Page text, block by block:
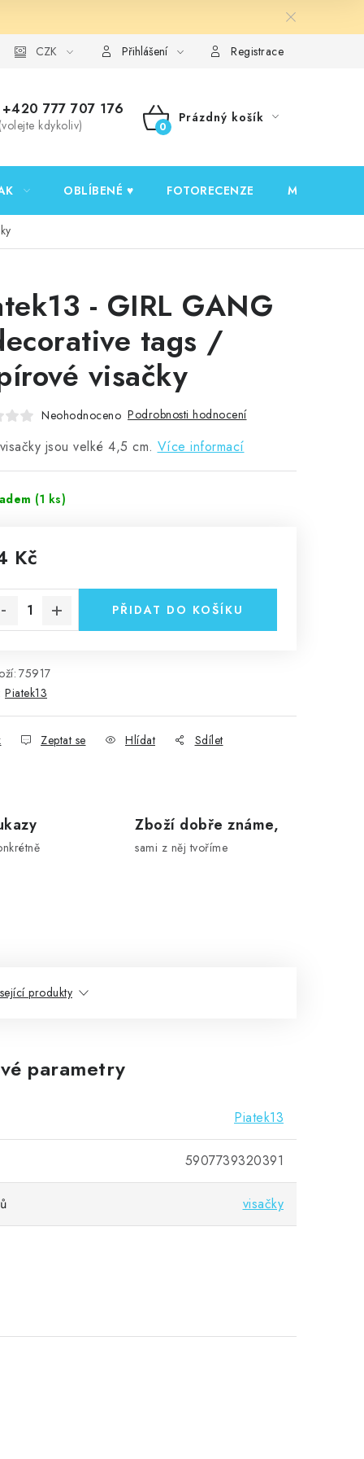
ochrany osobních údajů Ověřování recenzí
CZK Přihlášení Registrace
+420 777 707 176
(volejte kdykoliv)
NÁKUPNÍ
Prázdný košík
OBLÍBENÉ ♥️ FOTORECENZE MOJE
- GIRL GANG
tags /
visačky
Neohodnoceno Podrobnosti hodnocení
jsou velké 4,5 cm. Více informací
(1 ks)
Kč
PŘIDAT DO KOŠÍKU
75917
Piatek13
Zeptat se Hlídat Sdílet
Zboží dobře známe,
sami z něj tvoříme
produkty
parametry
Piatek13
5907739320391
visačky